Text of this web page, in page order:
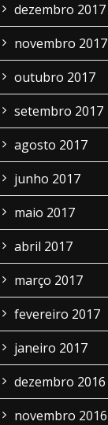
dezembro 2017
novembro 2017
outubro 2017
setembro 2017
agosto 2017
junho 2017
maio 2017
abril 2017
março 2017
fevereiro 2017
janeiro 2017
dezembro 2016
novembro 2016